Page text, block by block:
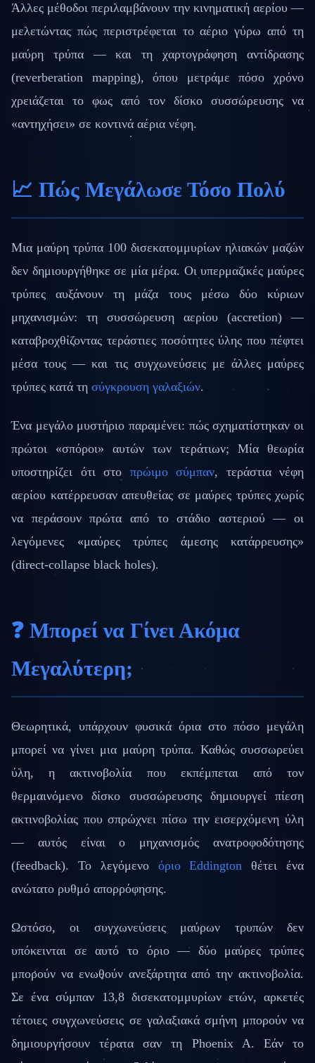
Άλλες μέθοδοι περιλαμβάνουν την κινηματική αερίου —
μελετώντας πώς περιστρέφεται το αέριο γύρω από τη
μαύρη τρύπα — και τη χαρτογράφηση αντίδρασης
(reverberation mapping), όπου μετράμε πόσο χρόνο
χρειάζεται το φως από τον δίσκο συσσώρευσης να
«αντηχήσει» σε κοντινά αέρια νέφη.
📈 Πώς Μεγάλωσε Τόσο Πολύ
Μια μαύρη τρύπα 100 δισεκατομμυρίων ηλιακών μαζών
δεν δημιουργήθηκε σε μία μέρα. Οι υπερμαζικές μαύρες
τρύπες αυξάνουν τη μάζα τους μέσω δύο κύριων
μηχανισμών: τη συσσώρευση αερίου (accretion) —
καταβροχθίζοντας τεράστιες ποσότητες ύλης που πέφτει
μέσα τους — και τις συγχωνεύσεις με άλλες μαύρες
τρύπες κατά τη σύγκρουση γαλαξιών.
Ένα μεγάλο μυστήριο παραμένει: πώς σχηματίστηκαν οι
πρώτοι «σπόροι» αυτών των τεράτιων; Μία θεωρία
υποστηρίζει ότι στο πρώιμο σύμπαν, τεράστια νέφη
αερίου κατέρρευσαν απευθείας σε μαύρες τρύπες χωρίς
να περάσουν πρώτα από το στάδιο αστεριού — οι
λεγόμενες «μαύρες τρύπες άμεσης κατάρρευσης»
(direct-collapse black holes).
❓ Μπορεί να Γίνει Ακόμα
Μεγαλύτερη;
Θεωρητικά, υπάρχουν φυσικά όρια στο πόσο μεγάλη
μπορεί να γίνει μια μαύρη τρύπα. Καθώς συσσωρεύει
ύλη, η ακτινοβολία που εκπέμπεται από τον
θερμαινόμενο δίσκο συσσώρευσης δημιουργεί πίεση
ακτινοβολίας που σπρώχνει πίσω την εισερχόμενη ύλη
— αυτός είναι ο μηχανισμός ανατροφοδότησης
(feedback). Το λεγόμενο όριο Eddington θέτει ένα
ανώτατο ρυθμό απορρόφησης.
Ωστόσο, οι συγχωνεύσεις μαύρων τρυπών δεν
υπόκεινται σε αυτό το όριο — δύο μαύρες τρύπες
μπορούν να ενωθούν ανεξάρτητα από την ακτινοβολία.
Σε ένα σύμπαν 13,8 δισεκατομμυρίων ετών, αρκετές
τέτοιες συγχωνεύσεις σε γαλαξιακά σμήνη μπορούν να
δημιουργήσουν τέρατα σαν τη Phoenix A. Εάν το